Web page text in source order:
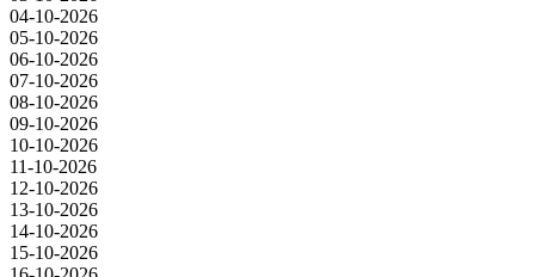
04-10-2026
05-10-2026
06-10-2026
07-10-2026
08-10-2026
09-10-2026
10-10-2026
11-10-2026
12-10-2026
13-10-2026
14-10-2026
15-10-2026